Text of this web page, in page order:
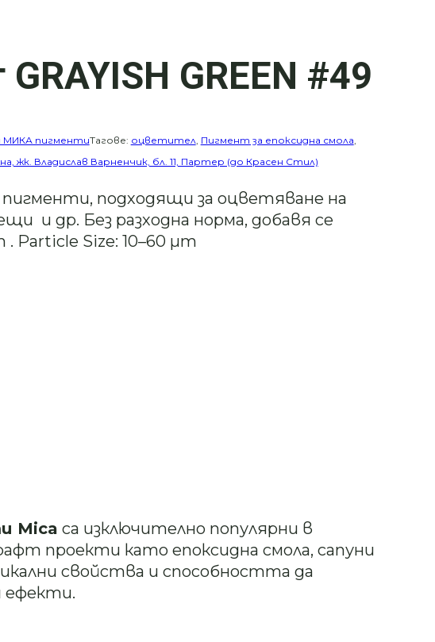
GREEN #49
МИКА пигментиТагове: оцветител, Пигмент за епоксидна смола,
жк. Владислав Варненчик, бл. 11, Партер (до Красен Стил)
подходящи за оцветяване на
и др. Без разходна норма, добавя се
Size: 10–60 µm
Mica са изключително популярни в
проекти като епоксидна смола, сапуни
свойства и способността да
ефекти.